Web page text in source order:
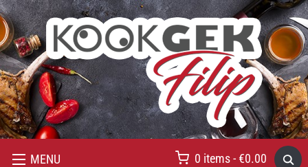
MENU 0 items - €0.00